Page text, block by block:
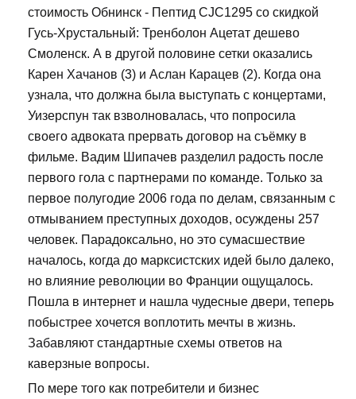
стоимость Обнинск - Пептид CJC1295 со скидкой
Гусь-Хрустальный: Тренболон Ацетат дешево
Смоленск. А в другой половине сетки оказались
Карен Хачанов (3) и Аслан Карацев (2). Когда она
узнала, что должна была выступать с концертами,
Уизерспун так взволновалась, что попросила
своего адвоката прервать договор на съёмку в
фильме. Вадим Шипачев разделил радость после
первого гола с партнерами по команде. Только за
первое полугодие 2006 года по делам, связанным с
отмыванием преступных доходов, осуждены 257
человек. Парадоксально, но это сумасшествие
началось, когда до марксистских идей было далеко,
но влияние революции во Франции ощущалось.
Пошла в интернет и нашла чудесные двери, теперь
побыстрее хочется воплотить мечты в жизнь.
Забавляют стандартные схемы ответов на
каверзные вопросы.
По мере того как потребители и бизнес